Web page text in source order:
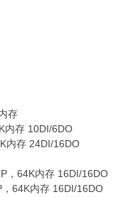
存
内存 10DI/6DO
内存 24DI/16DO
，64K内存 16DI/16DO
64K内存 16DI/16DO